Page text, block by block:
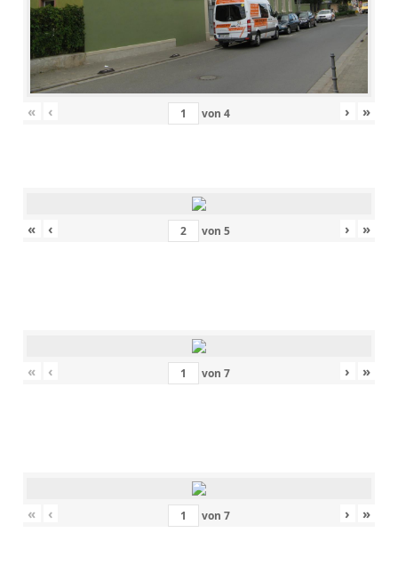
« ‹ von 4 › »
« ‹ von 5 › »
« ‹ von 7 › »
« ‹ von 7 › »